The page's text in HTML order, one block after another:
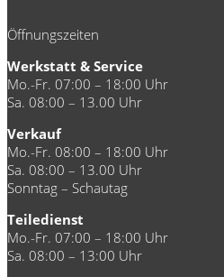
Öffnungszeiten
Werkstatt & Service
Mo.-Fr. 07:00 – 18:00 Uhr
Sa. 08:00 – 13.00 Uhr
Verkauf
Mo.-Fr. 08:00 – 18:00 Uhr
Sa. 08:00 – 13.00 Uhr
Sonntag – Schautag
Teiledienst
Mo.-Fr. 07:00 – 18:00 Uhr
Sa. 08:00 – 13:00 Uhr